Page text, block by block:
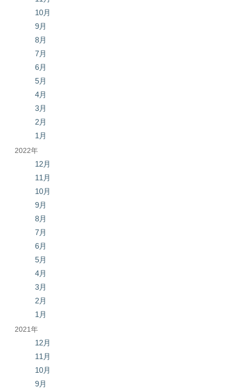
10月
9月
8月
7月
6月
5月
4月
3月
2月
1月
2022年
12月
11月
10月
9月
8月
7月
6月
5月
4月
3月
2月
1月
2021年
12月
11月
10月
9月